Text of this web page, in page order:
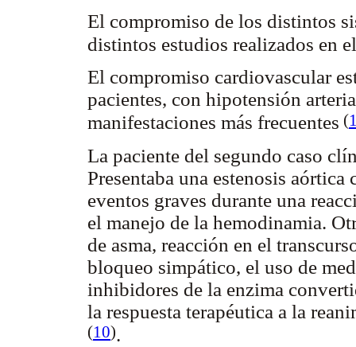
El compromiso de los distintos
distintos estudios realizados en
El compromiso cardiovascular
pacientes, con hipotensión
manifestaciones más frecuentes (
La paciente del segundo caso
Presentaba una estenosis
eventos graves durante una
el manejo de la hemodinamia.
de asma, reacción en el
bloqueo simpático, el uso de
inhibidores de la enzima
la respuesta terapéutica a la
(10).